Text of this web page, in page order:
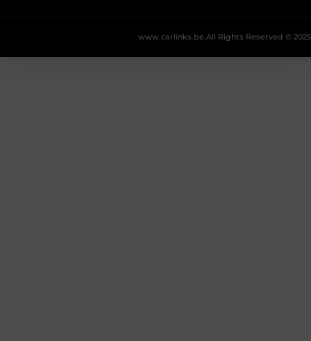
All Rights Reserved © 2025
www.carlinks.be.